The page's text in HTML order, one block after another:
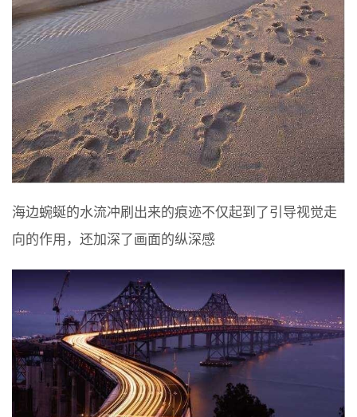
海边蜿蜒的水流冲刷出来的痕迹不仅起到了引导视觉走
向的作用，还加深了画面的纵深感